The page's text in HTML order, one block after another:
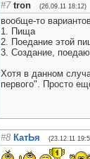
#7 tron (26.09.11 18:12)
вообще-то
1. Пища
2. Поедание этой
3. Создание,
Хотя в данном
первого". Просто
#8 КатЬя (23.12.11